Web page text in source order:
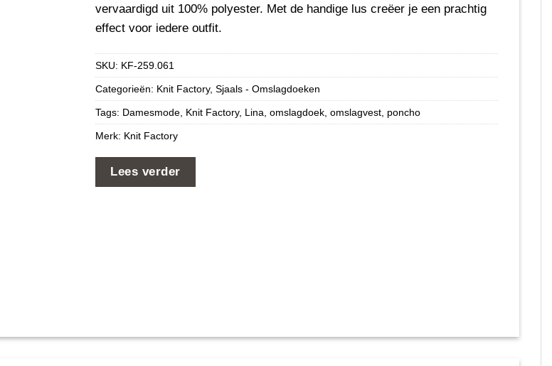
vervaardigd uit 100% polyester. Met de handige lus creëer je een prachtig
effect voor iedere outfit.
SKU: KF-259.061
Categorieën: Knit Factory, Sjaals - Omslagdoeken
Tags: Damesmode Knit Factory, Lina omslagdoek omslagvest poncho
Merk: Knit Factory
Lees verder